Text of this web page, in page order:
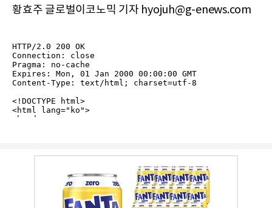
황효주 글로벌이코노믹 기자 hyojuh@g-enews.com